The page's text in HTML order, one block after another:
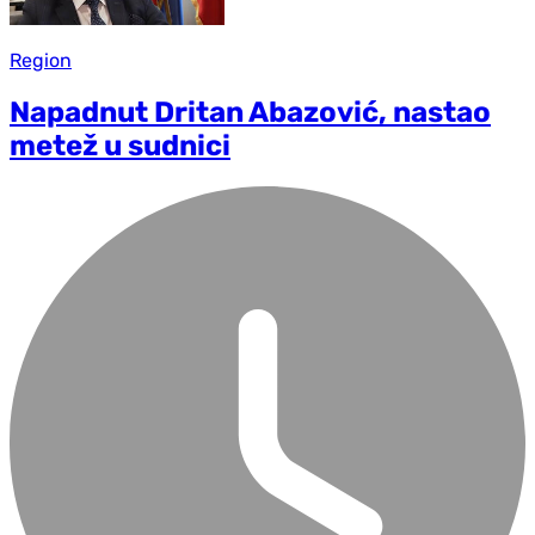
Region
Napadnut Dritan Abazović, nastao
metež u sudnici